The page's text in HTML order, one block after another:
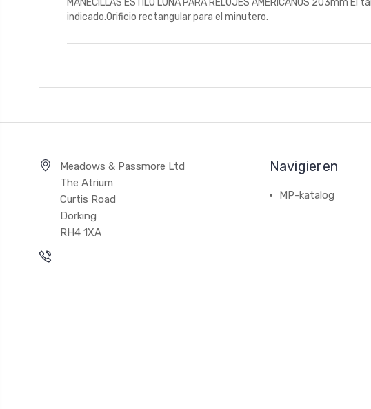
MANECILLAS ESTILO LUNA PARA RELOJES AMERICANOS
indicado.Orificio rectangular para el minutero.
Meadows & Passmore Ltd
The Atrium
Curtis Road
Dorking
RH4 1XA
Navigieren
MP-katalog